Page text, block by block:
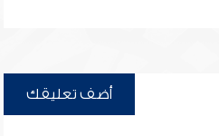
أضف تعليقك